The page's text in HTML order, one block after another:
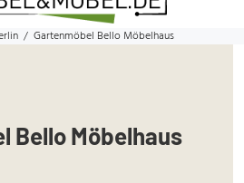
Gartenmöbel Bello Möbelhaus
Bello Möbelhaus